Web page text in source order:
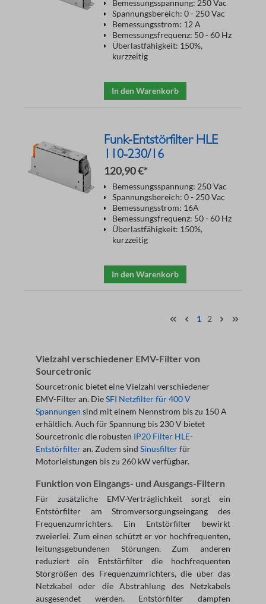
Bemessungsspannung: 250 Vac
Spannungsbereich: 0 - 250 Vac
Bemessungsstrom: 12 A
Bemessungsfrequenz: 50 - 60 Hz
Überlastfähigkeit: 150%,
kurzzeitig
In den Warenkorb
Funk‑Entstörfilter HLE
110-230/16
120,90 €*
Bemessungsspannung: 250 Vac
Spannungsbereich: 0 - 250 Vac
Bemessungsstrom: 16A
Bemessungsfrequenz: 50 - 60 Hz
Überlastfähigkeit: 150%,
kurzzeitig
In den Warenkorb
1 2
Vielzahl verschiedener EMV-Filter von
Sourcetronic
Sourcetronic bietet eine Vielzahl verschiedener
EMV-Filter an. DieSFI Netzfilter für 400 V
Spannungen sind mit einem Nennstrom bis zu 150 A
erhältlich. Auch für Spannung bis 230 V bietet
Sourcetronic die robusten IP20 Filter HLE-
Entstörfilteran. Zudem sind Sinusfilterfür
Motorleistungen bis zu 260 kW verfügbar.
Funktion von Eingangs- und Ausgangs-Filtern
Für zusätzliche EMV-Verträglichkeit sorgt ein
Entstörfilter am Stromversorgungseingang des
Frequenzumrichters. Ein Entstörfilter bewirkt
zweierlei. Zum einen schützt er vor hochfrequenten,
leitungsgebundenen Störungen. Zum anderen
reduziert ein Entstörfilter die hochfrequenten
Störgrößen des Frequenzumrichters,die über das
Netzkabel oder die Abstrahlung des Netzkabels
ausgesendet werden. Entstörfilter dämpfen